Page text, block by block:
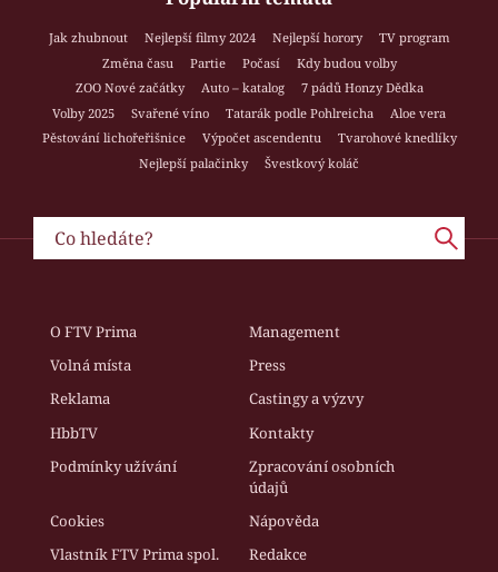
Jak zhubnout Nejlepší filmy 2024 Nejlepší horory
TV program
Změna času
Partie Počasí
Kdy budou volby
ZOO Nové začátky
Auto – katalog
7 pádů Honzy Dědka
Volby 2025
Svařené víno Tatarák podle Pohlreicha
Aloe vera
Pěstování lichořeřišnice
Výpočet ascendentu
Tvarohové knedlíky
Nejlepší palačinky
Švestkový koláč
O FTV Prima
Management
Volná místa
Press
Reklama
Castingy a výzvy
HbbTV
Kontakty
Podmínky užívání
Zpracování osobních
údajů
Cookies
Nápověda
Vlastník FTV Prima spol.
Redakce